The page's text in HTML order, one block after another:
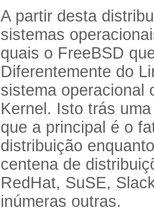
A partir desta
sistemas
quais o FreeBSD
Diferentemente do
sistema operacional
Kernel. Isto trás
que a principal é o
distribuição
centena de
RedHat, SuSE,
inúmeras outras.